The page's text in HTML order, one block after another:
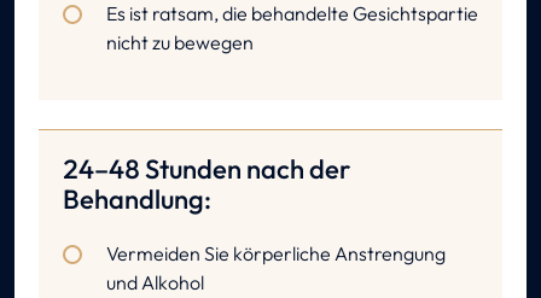
Es ist ratsam, die behandelte Gesichtspartie
nicht zu bewegen
24–48 Stunden nach der
Behandlung:
Vermeiden Sie körperliche Anstrengung
und Alkohol